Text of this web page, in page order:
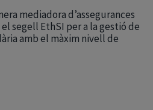
mediadora d’assegurances
segell EthSI per a la gestió de
amb el màxim nivell de